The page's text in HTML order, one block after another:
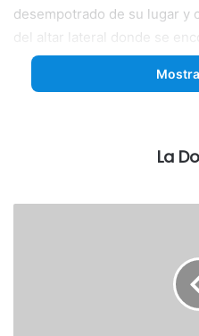
desempotrado de su lugar y
del altar lateral donde se
grande cuando percatamos
corrido y nos dimos cuenta
adentro”, contó el sacerdote.
del Templo Parroquial y
momento. Pido a nuestra
que a todo el pueblo fiel
La